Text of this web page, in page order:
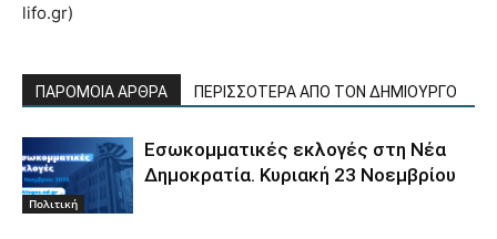
lifo.gr)
ΠΑΡΟΜΟΙΑ ΑΡΘΡΑ ΠΕΡΙΣΣΟΤΕΡΑ ΑΠΟ ΤΟΝ ΔΗΜΙΟΥΡΓΟ
Πολιτική
Εσωκομματικές εκλογές στη Νέα
Δημοκρατία. Κυριακή 23 Νοεμβρίου